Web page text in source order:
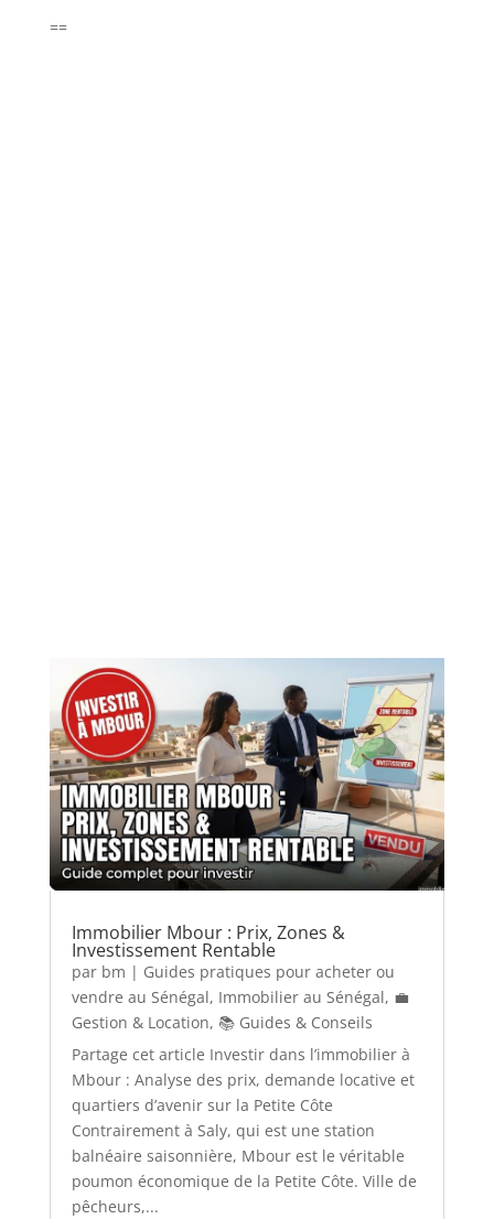
==
Immobilier Mbour : Prix, Zones &
Investissement Rentable
par bm | Guides pratiques pour acheter ou
vendre au Sénégal, Immobilier au Sénégal, 💼
Gestion & Location, 📚 Guides & Conseils
Partage cet article Investir dans l’immobilier à
Mbour : Analyse des prix, demande locative et
quartiers d’avenir sur la Petite Côte
Contrairement à Saly, qui est une station
balnéaire saisonnière, Mbour est le véritable
poumon économique de la Petite Côte. Ville de
pêcheurs,...